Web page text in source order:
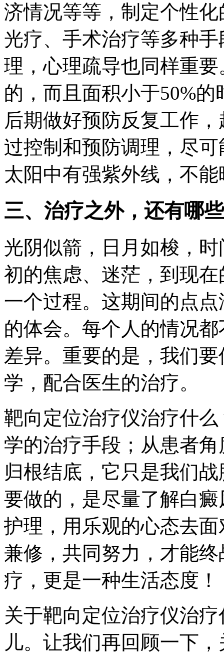
济情况等等，制定个性
光疗、手术治疗等多种
理，心理疏导也同样重
的，而且面积小于50%
后期做好预防反复工作
过控制和预防调理，尽
太阳中有强紫外线，不
三、治疗之外，还有哪
光阴似箭，日月如梭，
初的焦虑、迷茫，到现
一个过程。这期间的点
的体会。每个人的情况
差异。重要的是，我们
学，配合医生的治疗。
靶向定位治疗仪治疗什
学的治疗手段；从患者
归根结底，它只是我们
要做的，是尽量了解白
护理，用乐观的心态去
兼修，共同努力，才能
疗，更是一种生活态度！
关于靶向定位治疗仪治
儿。让我们再回顾一下